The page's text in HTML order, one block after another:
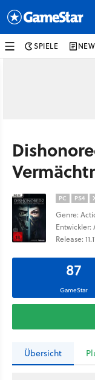
SPIELE
PC PS4
Genre:
Entwickler:
Release:
87
GameStar
Übersicht